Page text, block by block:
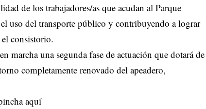
de los trabajadores/as que acudan al Parque
uso del transporte público y contribuyendo a lograr
consistorio.
marcha una segunda fase de actuación que dotará de
completamente renovado del apeadero,
aquí